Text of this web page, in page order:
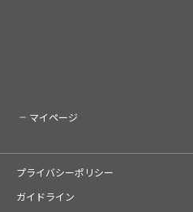
マイページ
プライバシーポリシー
ガイドライン